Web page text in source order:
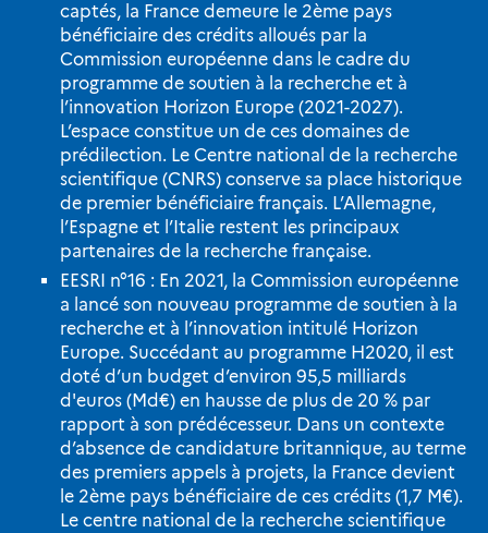
captés, la France demeure le 2ème pays
bénéficiaire des crédits alloués par la
Commission européenne dans le cadre du
programme de soutien à la recherche et à
l’innovation Horizon Europe (2021-2027).
L’espace constitue un de ces domaines de
prédilection. Le Centre national de la recherche
scientifique (CNRS) conserve sa place historique
de premier bénéficiaire français. L’Allemagne,
l’Espagne et l’Italie restent les principaux
partenaires de la recherche française.
EESRI n°16 : En 2021, la Commission européenne
a lancé son nouveau programme de soutien à la
recherche et à l’innovation intitulé Horizon
Europe. Succédant au programme H2020, il est
doté d’un budget d’environ 95,5 milliards
d'euros (Md€) en hausse de plus de 20 % par
rapport à son prédécesseur. Dans un contexte
d’absence de candidature britannique, au terme
des premiers appels à projets, la France devient
le 2ème pays bénéficiaire de ces crédits (1,7 M€).
Le centre national de la recherche scientifique